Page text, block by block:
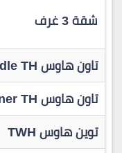
شقة 3 غرف
تاون هاوس Middle TH
تاون هاوس Corner TH
توين هاوس TWH